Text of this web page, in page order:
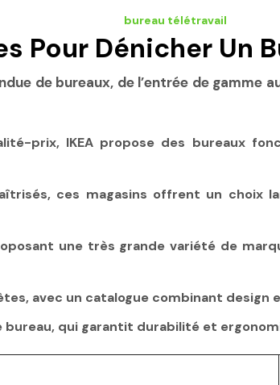
Pour Dénicher Un
de bureaux, de l’entrée de gamme
prix, IKEA propose des bureaux
ces magasins offrent un choix
une très grande variété de
avec un catalogue combinant
bureau, qui garantit durabilité et